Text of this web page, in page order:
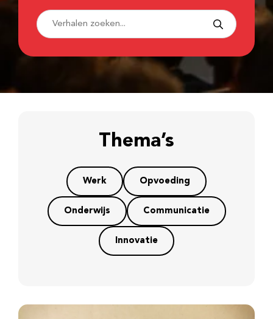
Thema’s
Werk Opvoeding
Onderwijs Communicatie
Innovatie